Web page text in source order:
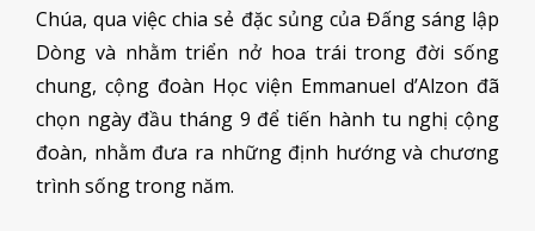
Chúa, qua việc chia sẻ đặc sủng của Đấng sáng lập
Dòng và nhằm triển nở hoa trái trong đời sống
chung, cộng đoàn Học viện Emmanuel d’Alzon đã
chọn ngày đầu tháng 9 để tiến hành tu nghị cộng
đoàn, nhằm đưa ra những định hướng và chương
trình sống trong năm.